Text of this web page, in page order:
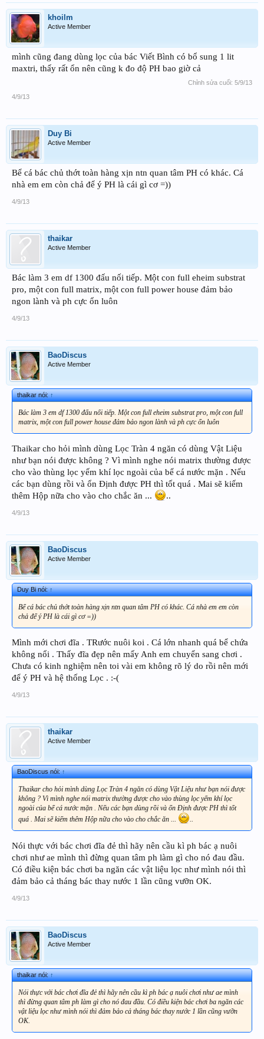
khoilm
Active Member
mình cũng đang dùng lọc của bác Viết Bình có bổ sung 1 lit
maxtri, thấy rất ổn nên cũng k đo độ PH bao giờ cả
Chỉnh sửa cuối: 5/9/13
4/9/13
Duy Bi
Active Member
Bể cá bác chủ thớt toàn hàng xịn ntn quan tâm PH có khác. Cá
nhà em em còn chả để ý PH là cái gì cơ =))
4/9/13
thaikar
Active Member
Bác làm 3 em df 1300 đấu nối tiếp. Một con full eheim substrat
pro, một con full matrix, một con full power house đảm bảo
ngon lành và ph cực ổn luôn
4/9/13
BaoDiscus
Active Member
thaikar nói:↑
Bác làm 3 em df 1300 đấu nối tiếp. Một con full eheim substrat pro, một con full
matrix, một con full power house đảm bảo ngon lành và ph cực ổn luôn
Thaikar cho hỏi mình dùng Lọc Tràn 4 ngăn có dùng Vật Liệu
như bạn nói được không ? Vì mình nghe nói matrix thường được
cho vào thùng lọc yếm khí lọc ngoài của bể cá nước mặn . Nếu
các bạn dùng rồi và ổn Định được PH thì tốt quá . Mai sẽ kiếm
thêm Hộp nữa cho vào cho chắc ăn ...
..
4/9/13
BaoDiscus
Active Member
Duy Bi nói:↑
Bể cá bác chủ thớt toàn hàng xịn ntn quan tâm PH có khác. Cá nhà em em còn
chả để ý PH là cái gì cơ =))
Mình mới chơi đĩa . TRước nuôi koi . Cá lớn nhanh quá bể chứa
không nổi . Thấy đĩa đẹp nên mấy Anh em chuyển sang chơi .
Chưa có kinh nghiệm nên toi vài em không rõ lý do rồi nên mới
để ý PH và hệ thống Lọc . :-(
4/9/13
thaikar
Active Member
BaoDiscus nói:↑
Thaikar cho hỏi mình dùng Lọc Tràn 4 ngăn có dùng Vật Liệu như bạn nói được
không ? Vì mình nghe nói matrix thường được cho vào thùng lọc yếm khí lọc
ngoài của bể cá nước mặn . Nếu các bạn dùng rồi và ổn Định được PH thì tốt
quá . Mai sẽ kiếm thêm Hộp nữa cho vào cho chắc ăn ...
..
Nói thực với bác chơi đĩa đẻ thì hãy nên cầu kì ph bác ạ nuôi
chơi như ae mình thì đừng quan tâm ph làm gì cho nó đau đầu.
Có điều kiện bác chơi ba ngăn các vật liệu lọc như mình nói thì
đảm bảo cả tháng bác thay nước 1 lần cũng vưỡn OK.
4/9/13
BaoDiscus
Active Member
thaikar nói:↑
Nói thực với bác chơi đĩa đẻ thì hãy nên cầu kì ph bác ạ nuôi chơi như ae mình
thì đừng quan tâm ph làm gì cho nó đau đầu. Có điều kiện bác chơi ba ngăn các
vật liệu lọc như mình nói thì đảm bảo cả tháng bác thay nước 1 lần cũng vưỡn
OK.